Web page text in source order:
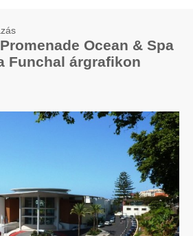
Ocean & Spa
Funchal árgrafikon